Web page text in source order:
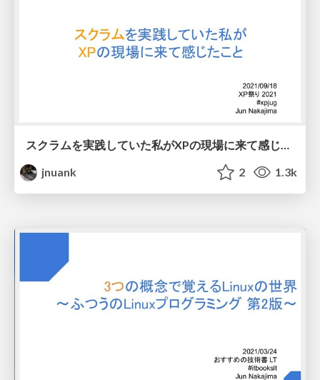
スクラムを実践していた私がXPの現場に来て感じたこと
jnuank
2 1.3k